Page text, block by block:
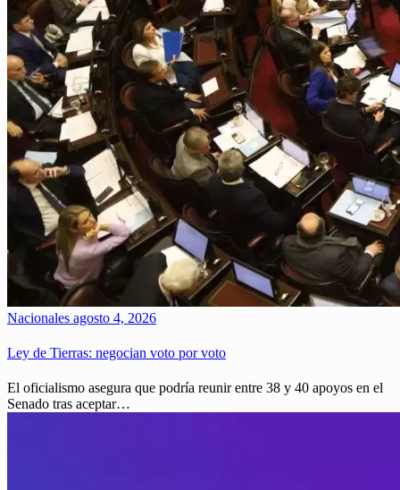
Nacionales agosto 4, 2026
Ley de Tierras: negocian voto por voto
El oficialismo asegura que podría reunir entre 38 y 40 apoyos en el
Senado tras aceptar…